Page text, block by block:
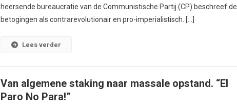
heersende bureaucratie van de Communistische Partij (CP) beschreef de
betogingen als contrarevolutionair en pro-imperialistisch. […]
Lees verder
Van algemene staking naar massale opstand. “El
Paro No Para!”